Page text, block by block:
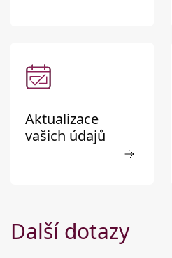
Aktualizace
vašich údajů
Další dotazy